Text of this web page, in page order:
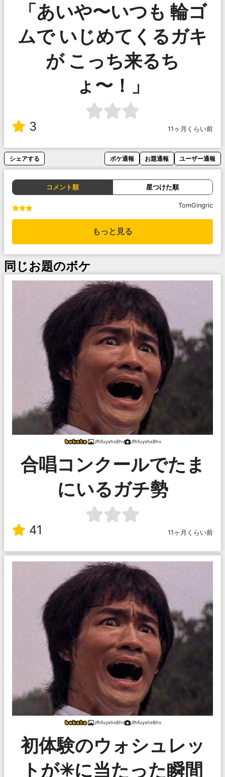
「あいや〜いつも 輪ゴ
ムで いじめてくるガキ
が こっち来るち
ょ〜！」
3 11ヶ月くらい前
シェアする ボケ通報 お題通報 ユーザー通報
コメント順 星つけた順
TomGingric
もっと見る
同じお題のボケ
Jfhfuyxhx8hv Jfhfuyxhx8hv
合唱コンクールでたま
にいるガチ勢
41 11ヶ月くらい前
Jfhfuyxhx8hv Jfhfuyxhx8hv
初体験のウォシュレッ
トが✳に当たった瞬間